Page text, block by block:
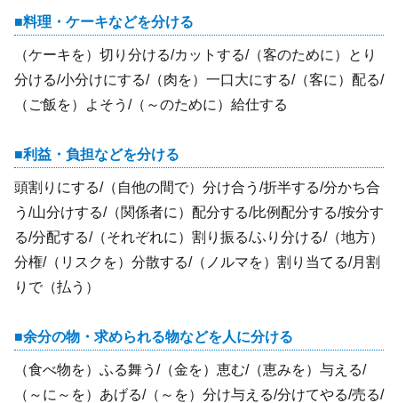
料理・ケーキなどを分ける
（ケーキを）切り分ける/カットする/（客のために）とり
分ける/小分けにする/（肉を）一口大にする/（客に）配る/
（ご飯を）よそう/（～のために）給仕する
利益・負担などを分ける
頭割りにする/（自他の間で）分け合う/折半する/分かち合
う/山分けする/（関係者に）配分する/比例配分する/按分す
る/分配する/（それぞれに）割り振る/ふり分ける/（地方）
分権/（リスクを）分散する/（ノルマを）割り当てる/月割
りで（払う）
余分の物・求められる物などを人に分ける
（食べ物を）ふる舞う/（金を）恵む/（恵みを）与える/
（～に～を）あげる/（～を）分け与える/分けてやる/売る/